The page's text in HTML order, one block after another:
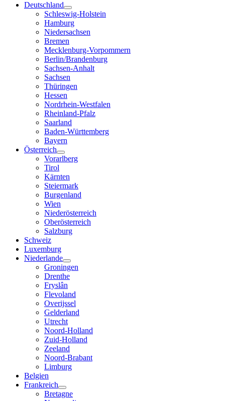
Deutschland
Schleswig-Holstein
Hamburg
Niedersachsen
Bremen
Mecklenburg-Vorpommern
Berlin/Brandenburg
Sachsen-Anhalt
Sachsen
Thüringen
Hessen
Nordrhein-Westfalen
Rheinland-Pfalz
Saarland
Baden-Württemberg
Bayern
Österreich
Vorarlberg
Tirol
Kärnten
Steiermark
Burgenland
Wien
Niederösterreich
Oberösterreich
Salzburg
Schweiz
Luxemburg
Niederlande
Groningen
Drenthe
Fryslân
Flevoland
Overijssel
Gelderland
Utrecht
Noord-Holland
Zuid-Holland
Zeeland
Noord-Brabant
Limburg
Belgien
Frankreich
Bretagne